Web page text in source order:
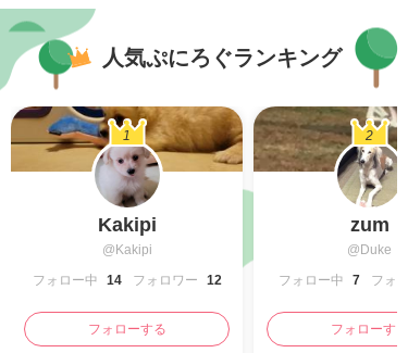
人気ぷにろぐランキング
1
Kakipi
@Kakipi
フォロー中
14 フォロワー 12
フォローする
2
zum
@Duke
フォロー中
7 フォ
フォローする